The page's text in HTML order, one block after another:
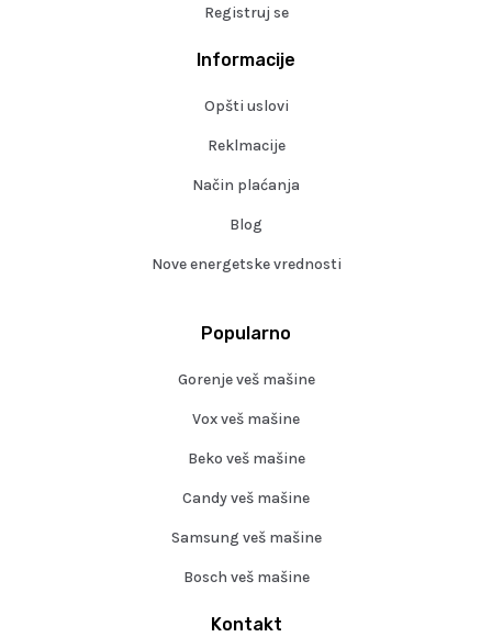
Kontakt
Popularno
Gorenje veš mašine
Vox veš mašine
Beko veš mašine
Candy veš mašine
Samsung veš mašine
Bosch veš mašine
Informacije
Opšti uslovi
Reklmacije
Način plaćanja
Blog
Nove energetske vrednosti
Registruj se